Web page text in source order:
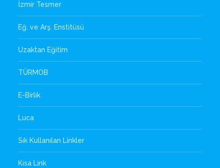
İzmir Tesmer
Eğ. ve Arş. Enstitüsü
Uzaktan Eğitim
TÜRMOB
E-Birlik
Luca
Sık Kullanılan Linkler
Kısa Link